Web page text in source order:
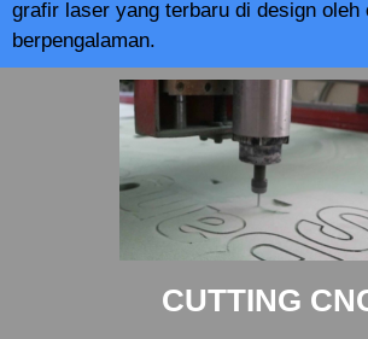
grafir laser yang terbaru di design oleh
berpengalaman.
CUTTING